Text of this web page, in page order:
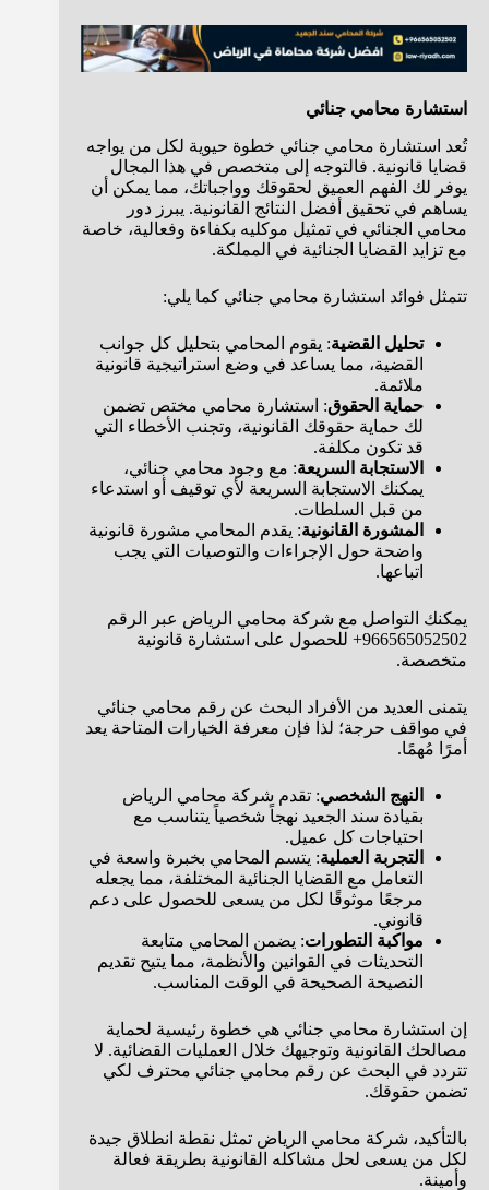
استشارة محامي جنائي
تُعد استشارة محامي جنائي خطوة حيوية لكل من يواجه
قضايا قانونية. فالتوجه إلى متخصص في هذا المجال
يوفر لك الفهم العميق لحقوقك وواجباتك، مما يمكن أن
يساهم في تحقيق أفضل النتائج القانونية. يبرز دور
محامي الجنائي في تمثيل موكليه بكفاءة وفعالية، خاصة
مع تزايد القضايا الجنائية في المملكة.
تتمثل فوائد استشارة محامي جنائي كما يلي:
تحليل القضية: يقوم المحامي بتحليل كل جوانب
القضية، مما يساعد في وضع استراتيجية قانونية
ملائمة.
حماية الحقوق: استشارة محامي مختص تضمن
لك حماية حقوقك القانونية، وتجنب الأخطاء التي
قد تكون مكلفة.
الاستجابة السريعة: مع وجود محامي جنائي،
يمكنك الاستجابة السريعة لأي توقيف أو استدعاء
من قبل السلطات.
المشورة القانونية: يقدم المحامي مشورة قانونية
واضحة حول الإجراءات والتوصيات التي يجب
اتباعها.
يمكنك التواصل مع شركة محامي الرياض عبر الرقم
966565052502+ للحصول على استشارة قانونية
متخصصة.
يتمنى العديد من الأفراد البحث عن رقم محامي جنائي
في مواقف حرجة؛ لذا فإن معرفة الخيارات المتاحة يعد
أمرًا مُهمًا.
النهج الشخصي: تقدم شركة محامي الرياض
بقيادة سند الجعيد نهجاً شخصياً يتناسب مع
احتياجات كل عميل.
التجربة العملية: يتسم المحامي بخبرة واسعة في
التعامل مع القضايا الجنائية المختلفة، مما يجعله
مرجعًا موثوقًا لكل من يسعى للحصول على دعم
قانوني.
مواكبة التطورات: يضمن المحامي متابعة
التحديثات في القوانين والأنظمة، مما يتيح تقديم
النصيحة الصحيحة في الوقت المناسب.
إن استشارة محامي جنائي هي خطوة رئيسية لحماية
مصالحك القانونية وتوجيهك خلال العمليات القضائية. لا
تتردد في البحث عن رقم محامي جنائي محترف لكي
تضمن حقوقك.
بالتأكيد، شركة محامي الرياض تمثل نقطة انطلاق جيدة
لكل من يسعى لحل مشاكله القانونية بطريقة فعالة
وأمينة.